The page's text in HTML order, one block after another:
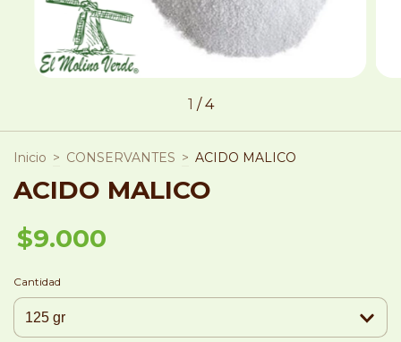
1 /4
Inicio > CONSERVANTES > ACIDO MALICO
ACIDO MALICO
$9.000
Cantidad